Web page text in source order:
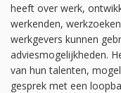
heeft over werk,
werkenden,
werkgevers kunnen
adviesmogelijkheden.
van hun talenten,
gesprek met een